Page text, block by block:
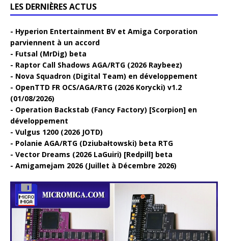
LES DERNIÈRES ACTUS
Hyperion Entertainment BV et Amiga Corporation
parviennent à un accord
Futsal (MrDig) beta
Raptor Call Shadows AGA/RTG (2026 Raybeez)
Nova Squadron (Digital Team) en développement
OpenTTD FR OCS/AGA/RTG (2026 Korycki) v1.2
(01/08/2026)
Operation Backstab (Fancy Factory) [Scorpion] en
développement
Vulgus 1200 (2026 JOTD)
Polanie AGA/RTG (Dziubałtowski) beta RTG
Vector Dreams (2026 LaGuiri) [Redpill] beta
Amigamejam 2026 (Juillet à Décembre 2026)